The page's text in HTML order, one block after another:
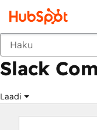
Markkinapaikka
Slack
Laadi